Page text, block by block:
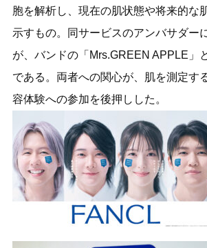
胞を解析し、現在の肌状態や将来的な
示すもの。同サービスのアンバサダー
が、バンドの「Mrs.GREEN APPLE」
である。両者への関心が、肌を測定す
容体験への参加を後押しした。